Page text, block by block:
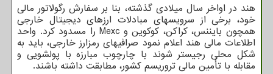
هند در اواخر سال میلادی گذشته، بنا بر سفارش رگولاتور مالی
خود، برخی از سرویسهای مبادلات ارزهای دیجیتال خارجی
همچون بایننس، کراکن، کوکوین و Mexc را مسدود کرد. واحد
اطلاعات مالی هند اعلام نمود صرافیهای رمزارز خارجی، باید به
شکل محلی رجیستر شوند با چارچوب مبارزه با پولشویی و
مقابله با تأمین مالی تروریسم کشور، مطابقت داشته باشند.